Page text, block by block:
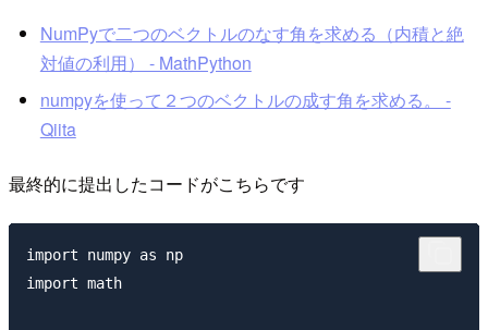
NumPyで二つのベクトルのなす角を求める（内積と絶
対値の利用） - MathPython
numpyを使って２つのベクトルの成す角を求める。 -
Qiita
最終的に提出したコードがこちらです
import numpy as np
import math